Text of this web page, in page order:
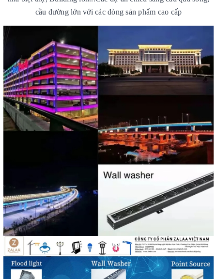
cầu đường lớn với các dòng sản phẩm cao cấp